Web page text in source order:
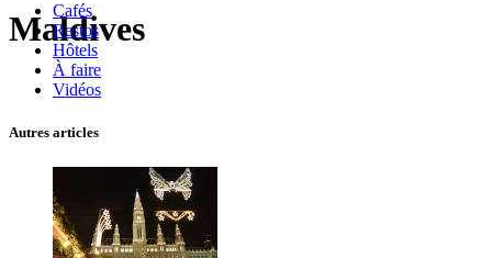
Maldives
Cafés
Restos
Hôtels
À faire
Vidéos
Autres articles